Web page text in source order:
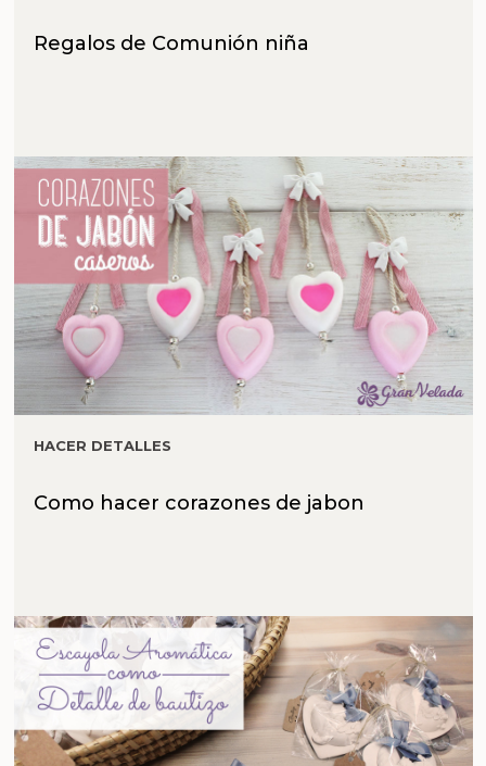
Regalos de Comunión niña
HACER DETALLES
Como hacer corazones de jabon